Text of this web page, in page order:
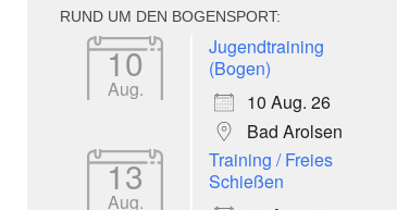
RUND UM DEN BOGENSPORT:
10
Aug.
Jugendtraining
(Bogen)
10 Aug. 26
Bad Arolsen
13
Aug.
Training / Freies
Schießen